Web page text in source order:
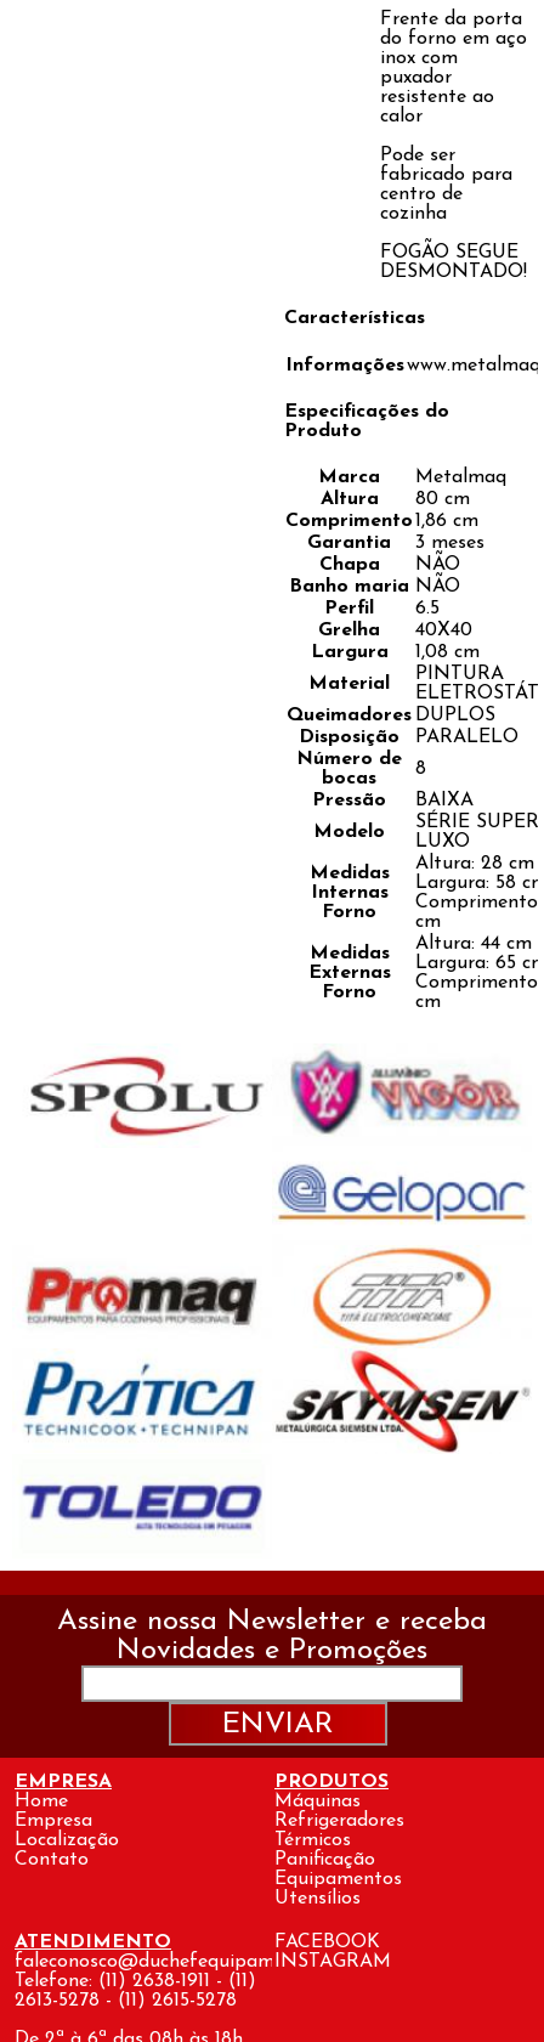
Frente da porta
do forno em aço
inox com
puxador
resistente ao
calor
Pode ser
fabricado para
centro de
cozinha
FOGÃO SEGUE
DESMONTADO!
Características
Informações
Especificações do
Produto
Marca
Metalmaq
Altura
80 cm
Comprimento1,86 cm
Garantia
3 meses
Chapa
NÃO
Banho maria NÃO
Perfil
6.5
Grelha
40X40
Largura
1,08 cm
Material
PINTURA
Queimadores DUPLOS
Disposição
PARALELO
Número de
bocas
8
Pressão
BAIXA
Modelo
SÉRIE SUPER
LUXO
Medidas
Internas
Forno
Altura: 28 cm
Largura: 58
Comprimento:
cm
Medidas
Externas
Forno
Altura: 44 cm -
Largura: 65
Comprimento:
cm
Assine nossa Newsletter e receba
Novidades e Promoções
ENVIAR
EMPRESA
Home
Empresa
Localização
Contato
PRODUTOS
Máquinas
Refrigeradores
Térmicos
Panificação
Equipamentos
Utensílios
ATENDIMENTO
faleconosco@duchefequipamentos.com.br
Telefone: (11) 2638-1911 - (11)
2613-5278 - (11) 2615-5278
FACEBOOK
INSTAGRAM